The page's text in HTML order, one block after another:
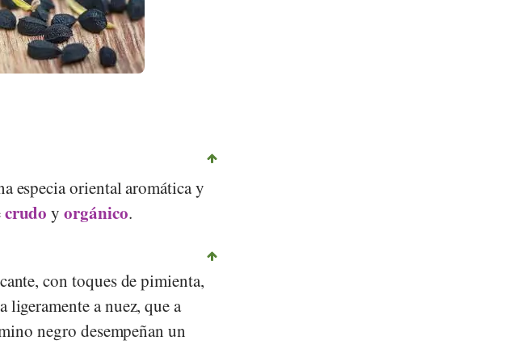
especia oriental aromática y
crudo yorgánico.
con toques de pimienta,
a nuez, que a
negro desempeñan un